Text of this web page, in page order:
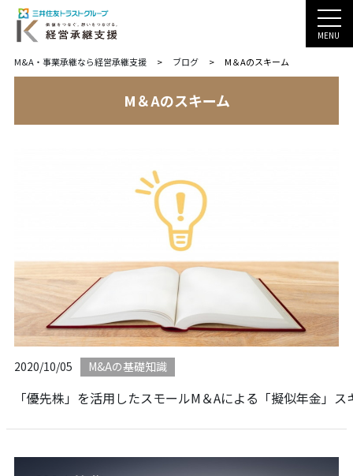
MENU
M&A・事業承継なら経営承継支援 > ブログ > M＆Aのスキーム
M＆Aのスキーム
2020/10/05 M&Aの基礎知識
「優先株」を活用したスモールM＆Aによる「擬似年金」ス